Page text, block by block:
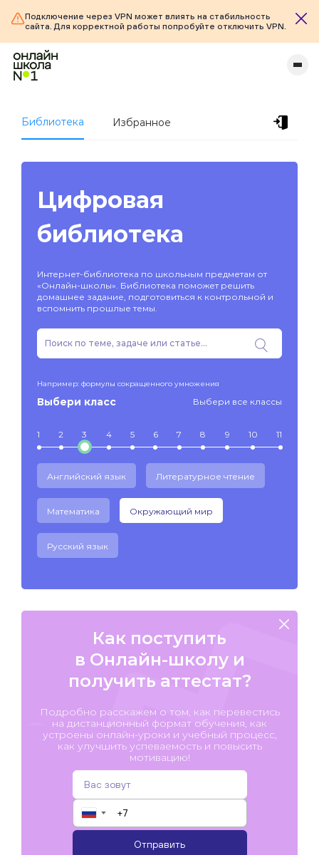
Подключение через VPN может влиять на стабильность
сайта. Для корректной работы попробуйте отключить VPN.
Библиотека Избранное
Цифровая
библиотека
Интернет-библиотека по школьным предметам от
«Онлайн-школы». Библиотека поможет решить
домашнее задание, подготовиться к контрольной и
вспомнить прошлые темы.
Например: формулы сокращенного умножения
Выбери класс Выбери все классы
1 2 3 4 5 6 7 8 9 10 11
Английский язык Литературное чтение
Математика Окружающий мир
Русский язык
Как поступить
в Онлайн-школу и
получить аттестат?
Подробно расскажем о том, как перевестись
на дистанционный формат обучения, как
устроены онлайн-уроки и учебный процесс,
как улучшить успеваемость и повысить
мотивацию!
▼
Отправить